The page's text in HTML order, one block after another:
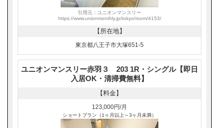
引用元：ユニオンマンスリー
https://www.unionmonthly.jp/tokyo/room/4153/
【所在地】
東京都八王子市大塚651-5
ユニオンマンスリー赤羽３ 203 1R・シングル【即日
入居OK・清掃費無料】
【料金】
123,000円/月
ショートプラン（1ヶ月以上～3ヶ月未満）